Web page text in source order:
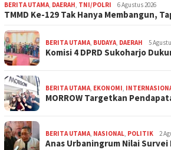
BERITA UTAMA, DAERAH, TNI/POLRI 6 Agustus 2026
TMMD Ke-129 Tak Hanya Membangun,
BERITA UTAMA, BUDAYA, DAERAH 5
Komisi 4 DPRD Sukoharjo
BERITA UTAMA, EKONOMI,
MORROW Targetkan
BERITA UTAMA, NASIONAL, POLITIK 2
Anas Urbaningrum Nilai Survei